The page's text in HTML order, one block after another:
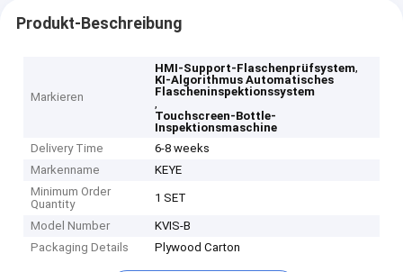
Produkt-Beschreibung
Markieren
HMI-Support-Flaschenprüfsystem,
KI-Algorithmus Automatisches
Flascheninspektionssystem
,
Touchscreen-Bottle-
Inspektionsmaschine
Delivery Time
6-8 weeks
Markenname
KEYE
Minimum Order
Quantity
1 SET
Model Number
KVIS-B
Packaging Details
Plywood Carton